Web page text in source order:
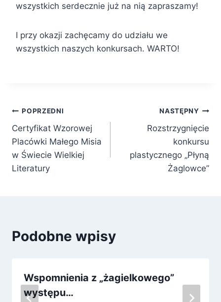
wszystkich serdecznie już na nią zapraszamy!
I przy okazji zachęcamy do udziału we
wszystkich naszych konkursach. WARTO!
Nawigacja
wpisu
POPRZEDNI
Certyfikat Wzorowej
Placówki Małego Misia
w Świecie Wielkiej
Literatury
NASTĘPNY
Rozstrzygnięcie
konkursu
plastycznego „Płyną
Żaglowce”
Podobne wpisy
Wspomnienia z „żagielkowego”
występu…